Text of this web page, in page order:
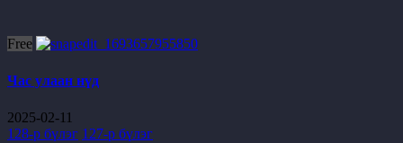
Free
Час улаан нүд
2025-02-11
128-р бүлэг 127-р бүлэг